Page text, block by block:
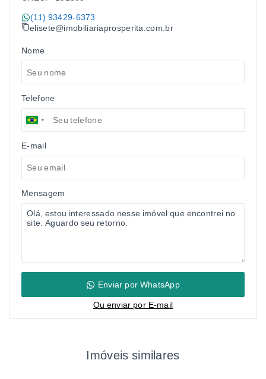
(11) 93429-6373
elisete@imobiliariaprosperita.com.br
Nome
Telefone
E-mail
Mensagem
Enviar por WhatsApp
Ou enviar por E-mail
Imóveis similares